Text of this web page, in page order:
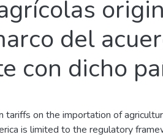
del
con dicho
tariffs on the importation of
is limited to the regulatory